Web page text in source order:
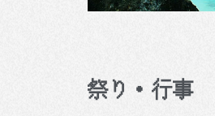
祭り・行事